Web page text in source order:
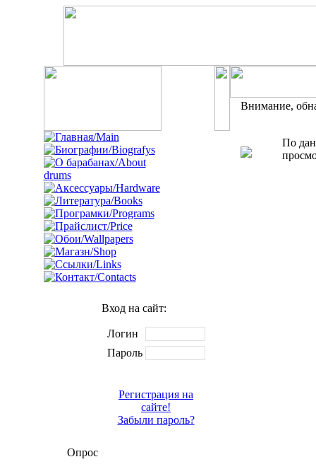
Вход на сайт:
Логин
Пароль
Регистрация на
сайте!
Забыли пароль?
Опрос
Внимание,
По